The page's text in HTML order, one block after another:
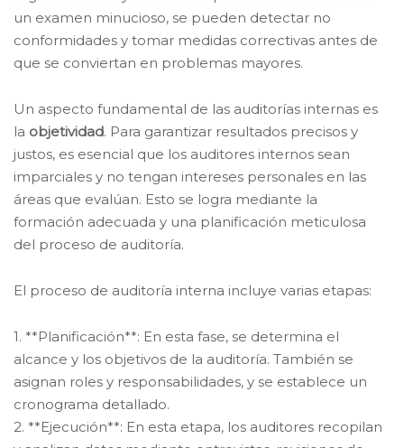
un examen minucioso, se pueden detectar no
conformidades y tomar medidas correctivas antes de
que se conviertan en problemas mayores.
Un aspecto fundamental de las auditorías internas es
la objetividad. Para garantizar resultados precisos y
justos, es esencial que los auditores internos sean
imparciales y no tengan intereses personales en las
áreas que evalúan. Esto se logra mediante la
formación adecuada y una planificación meticulosa
del proceso de auditoría.
El proceso de auditoría interna incluye varias etapas:
1. **Planificación**: En esta fase, se determina el
alcance y los objetivos de la auditoría. También se
asignan roles y responsabilidades, y se establece un
cronograma detallado.
2. **Ejecución**: En esta etapa, los auditores recopilan